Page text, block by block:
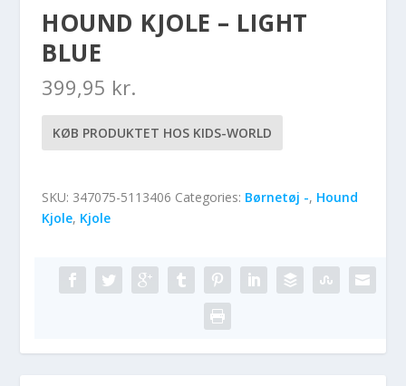
HOUND KJOLE – LIGHT
BLUE
399,95 kr.
KØB PRODUKTET HOS KIDS-WORLD
SKU: 347075-5113406 Categories: Børnetøj -, Hound
Kjole, Kjole